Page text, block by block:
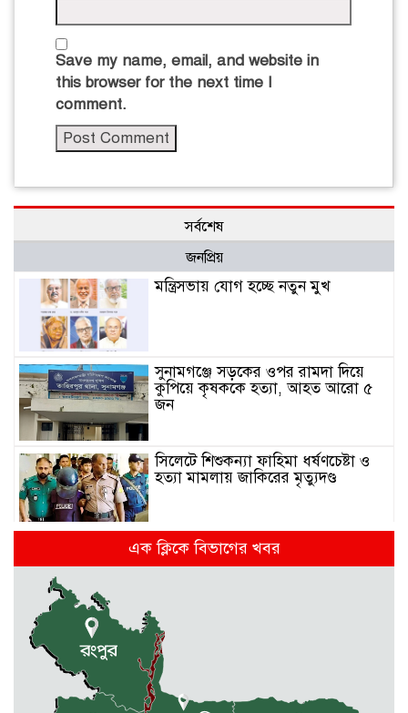
Save my name, email, and website in
this browser for the next time I
comment.
সর্বশেষ
জনপ্রিয়
মন্ত্রিসভায় যোগ হচ্ছে নতুন মুখ
সুনামগঞ্জে সড়কের ওপর রামদা দিয়ে
কুপিয়ে কৃষককে হত্যা, আহত আরো ৫
জন
সিলেটে শিশুকন্যা ফাহিমা ধর্ষণচেষ্টা ও
হত্যা মামলায় জাকিরের মৃত্যুদণ্ড
রাজশাহীতে স্কুলের ৬ তলা থেকে লাফ
দিয়ে শিক্ষার্থীর মৃত্যু
দুর্গাপুরে ৪০ বোতল ভারতীয় মদসহ
আটক ২
এক ক্লিকে বিভাগের খবর